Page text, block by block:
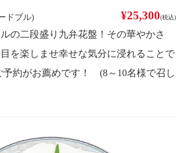
ドブル) ¥25,300(税込)
の二段盛り九弁花盤！その華やかさ
を楽しませ幸せな気分に浸れることで
予約がお薦めです！ (8～10名様で召し